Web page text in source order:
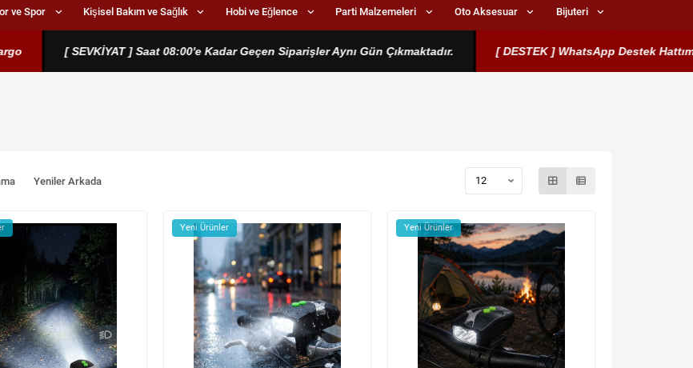
ve Spor Kişisel Bakım ve Sağlık Hobi ve Eğlence Parti Malzemeleri Oto Aksesuar Bijuteri
[ SEVKİYAT ] Saat 08:00'e Kadar Geçen Siparişler Aynı Gün Çıkmaktadır. [ DESTEK ] WhatsApp Destek Hattımız
Yeniler Arkada
Yeni Ürünler Yeni Ürünler